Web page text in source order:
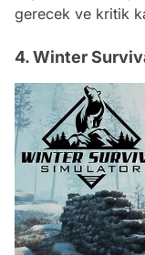
gerecek ve kritik
4. Winter